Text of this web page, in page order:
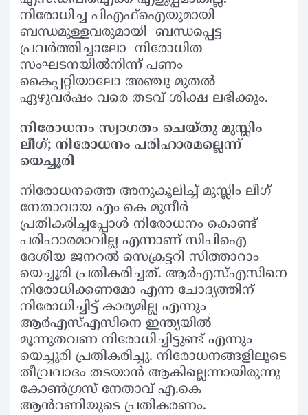
നിരോധിച്ച പിഎഫ്ഐയുമായി
ബന്ധമുള്ളവരുമായി ബന്ധപ്പെട്ട
പ്രവർത്തിച്ചാലോ നിരോധിത
സംഘടനയിൽനിന്ന് പണം
കൈപ്പറ്റിയാലോ അഞ്ചു മുതൽ
ഏഴുവർഷം വരെ തടവ് ശിക്ഷ ലഭിക്കും.
നിരോധനം സ്വാഗതം ചെയ്തു മുസ്ലിം
ലീഗ്; നിരോധനം പരിഹാരമല്ലെന്ന്
യെച്ചൂരി
നിരോധനത്തെ അനുകൂലിച്ച് മുസ്ലിം ലീഗ്
നേതാവായ എം കെ മുനീർ
പ്രതികരിച്ചപ്പോൾ നിരോധനം കൊണ്ട്
പരിഹാരമാവില്ല എന്നാണ് സിപിഐ
ദേശീയ ജനറൽ സെക്രട്ടറി സിത്താറാം
യെച്ചൂരി പ്രതികരിച്ചത്. ആർഎസ്എസിനെ
നിരോധിക്കണമോ എന്ന ചോദ്യത്തിന്
നിരോധിച്ചിട്ട് കാര്യമില്ല എന്നും
ആർഎസ്എസിനെ ഇന്ത്യയിൽ
മൂന്നുതവണ നിരോധിച്ചിട്ടുണ്ട് എന്നും
യെച്ചൂരി പ്രതികരിച്ചു. നിരോധനങ്ങളിലൂടെ
തീവ്രവാദം തടയാൻ ആകില്ലെന്നായിരുന്നു
കോൺഗ്രസ് നേതാവ് എ.കെ
ആൻറണിയുടെ പ്രതികരണം.